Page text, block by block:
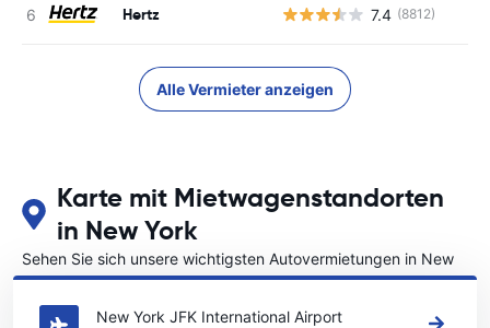
Hertz 7.4 (8812)
Alle Vermieter anzeigen
Karte mit Mietwagenstandorten
in New York
Sehen Sie sich unsere wichtigsten Autovermietungen in New
York an
New York JFK International Airport